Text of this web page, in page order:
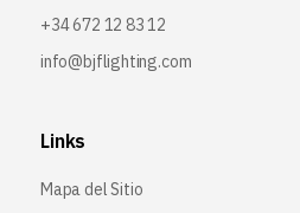
+34 672 12 83 12
info@bjflighting.com
Links
Mapa del Sitio